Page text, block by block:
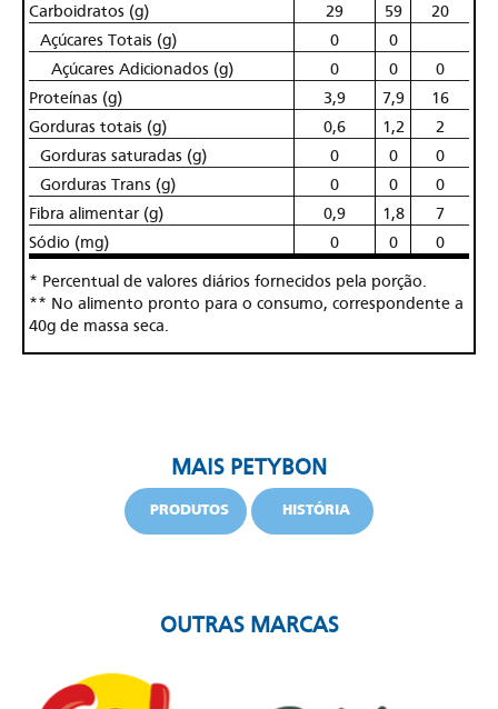
Carboidratos (g)
29 59
20
Açúcares Totais (g)
0
0
Açúcares Adicionados (g)
0 0
0
Proteínas (g)
3,9 7,9
16
Gorduras totais (g)
0,6 1,2
2
Gorduras saturadas (g)
0 0
0
Gorduras Trans (g)
0 0
0
Fibra alimentar (g)
0,9 1,8
7
Sódio (mg)
0 0 0
* Percentual de valores diários fornecidos pela porção.
** No alimento pronto para o consumo, correspondente a
40g de massa seca.
MAIS PETYBON
PRODUTOS HISTÓRIA
OUTRAS MARCAS